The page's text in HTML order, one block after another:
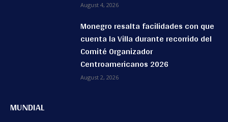
August 4, 2026
Monegro resalta facilidades con que
cuenta la Villa durante recorrido del
Comité Organizador
Centroamericanos 2026
August 2, 2026
MUNDIAL